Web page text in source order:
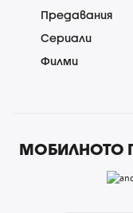
Предавания
Сериали
Филми
МОБИЛНОТО